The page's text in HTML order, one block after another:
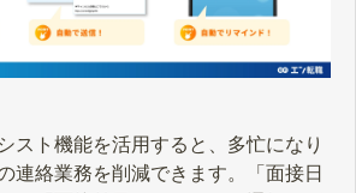
スト機能を活用すると、多忙になり
連絡業務を削減できます。「面接日